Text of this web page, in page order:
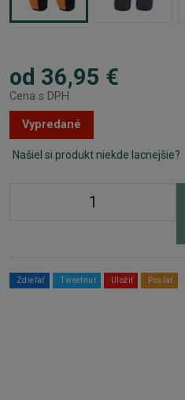
od 36,95 €
Cena s DPH
Vypredané
Našiel si produkt niekde lacnejšie?
Zdieľať Tweetnuť Uložiť Poslať